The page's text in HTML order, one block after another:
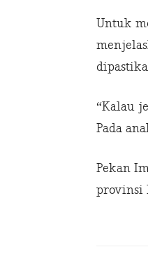
Untuk
“Kalau
Pada
Pekan
provinsi